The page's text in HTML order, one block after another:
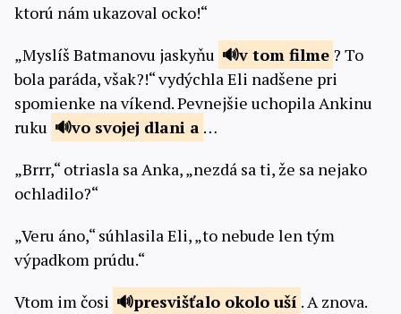
ktorú nám ukazoval ocko!“
„Myslíš Batmanovu jaskyňu
v tom filme ? To
bola paráda, však?!“ vydýchla Eli nadšene pri
spomienke na víkend. Pevnejšie uchopila Ankinu
ruku
vo svojej dlani a …
„Brrr,“ otriasla sa Anka, „nezdá sa ti, že sa nejako
ochladilo?“
„Veru áno,“ súhlasila Eli, „to nebude len tým
výpadkom prúdu.“
Vtom im čosi
presvišťalo okolo uší . A znova.